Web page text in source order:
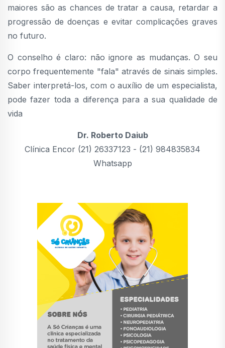
maiores são as chances de tratar a causa, retardar a
progressão de doenças e evitar complicações graves
no futuro.
O conselho é claro: não ignore as mudanças. O seu
corpo frequentemente "fala" através de sinais simples.
Saber interpretá-los, com o auxílio de um especialista,
pode fazer toda a diferença para a sua qualidade de
vida
Dr. Roberto Daiub
Clínica Encor (21) 26337123 - (21) 984835834
Whatsapp